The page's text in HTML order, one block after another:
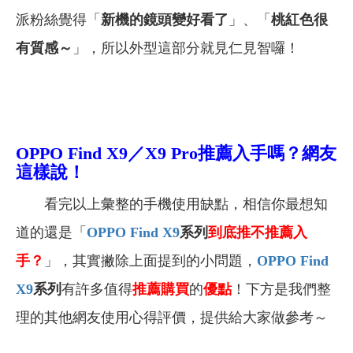
派粉絲覺得「 新機的鏡頭變好看了 」、「 桃紅色很
有質感～ 」，所以外型這部分就見仁見智囉！
OPPO Find X9／X9 Pro推薦入手嗎？網友
這樣說！
看完以上彙整的手機使用缺點，相信你最想知
道的還是「 OPPO Find X9系列 到底推不推薦入
手？ 」，其實撇除上面提到的小問題， OPPO Find
X9系列 有許多值得推薦購買的優點！下方是我們整
理的其他網友使用心得評價，提供給大家做參考～